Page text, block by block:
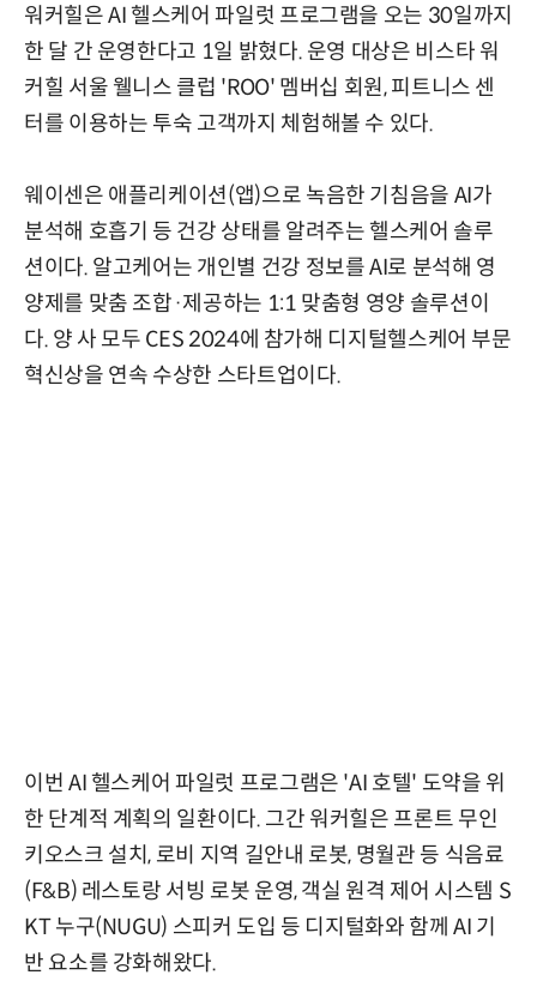
워커힐은 AI 헬스케어 파일럿 프로그램을 오는 30일까지
한 달 간 운영한다고 1일 밝혔다. 운영 대상은 비스타 워
커힐 서울 웰니스 클럽 'ROO' 멤버십 회원, 피트니스 센
터를 이용하는 투숙 고객까지 체험해볼 수 있다.
웨이센은 애플리케이션(앱)으로 녹음한 기침음을 AI가
분석해 호흡기 등 건강 상태를 알려주는 헬스케어 솔루
션이다. 알고케어는 개인별 건강 정보를 AI로 분석해 영
양제를 맞춤 조합·제공하는 1:1 맞춤형 영양 솔루션이
다. 양 사 모두 CES 2024에 참가해 디지털헬스케어 부문
혁신상을 연속 수상한 스타트업이다.
이번 AI 헬스케어 파일럿 프로그램은 'AI 호텔' 도약을 위
한 단계적 계획의 일환이다. 그간 워커힐은 프론트 무인
키오스크 설치, 로비 지역 길안내 로봇, 명월관 등 식음료
(F&B) 레스토랑 서빙 로봇 운영, 객실 원격 제어 시스템 S
KT 누구(NUGU) 스피커 도입 등 디지털화와 함께 AI 기
반 요소를 강화해왔다.